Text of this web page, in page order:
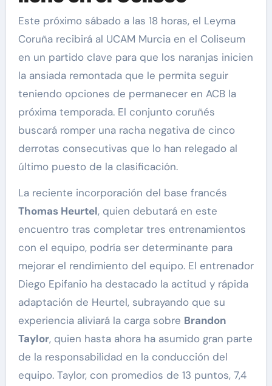
Este próximo sábado a las 18 horas, el Leyma
Coruña recibirá al UCAM Murcia en el Coliseum
en un partido clave para que los naranjas inicien
la ansiada remontada que le permita seguir
teniendo opciones de permanecer en ACB la
próxima temporada. El conjunto coruñés
buscará romper una racha negativa de cinco
derrotas consecutivas que lo han relegado al
último puesto de la clasificación.
La reciente incorporación del base francés
Thomas Heurtel, quien debutará en este
encuentro tras completar tres entrenamientos
con el equipo, podría ser determinante para
mejorar el rendimiento del equipo. El entrenador
Diego Epifanio ha destacado la actitud y rápida
adaptación de Heurtel, subrayando que su
experiencia aliviará la carga sobre Brandon
Taylor, quien hasta ahora ha asumido gran parte
de la responsabilidad en la conducción del
equipo. Taylor, con promedios de 13 puntos, 7,4